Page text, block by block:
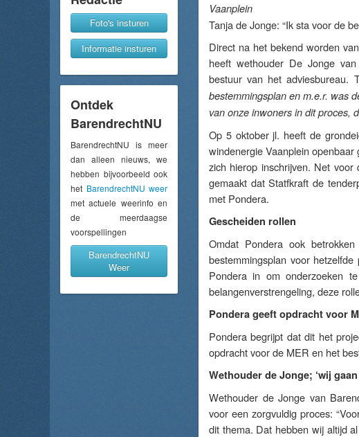
Foto's insturen
Informatie insturen
Ontdek
BarendrechtNU
BarendrechtNU is meer
dan alleen nieuws, we
hebben bijvoorbeeld ook
het BarendrechtNU weer
met actuele weerinfo en
de meerdaagse
voorspellingen
BarendrechtNU
Weer
Vaanplein
Tanja de Jonge: “Ik sta voor de
Direct na het bekend worden
heeft wethouder De Jonge
bestuur van het adviesbureau.
bestemmingsplan en m.e.r. was
van onze inwoners in dit proces,
Op 5 oktober jl. heeft de
windenergie Vaanplein
zich hierop inschrijven. Net
gemaakt dat Statfkraft de
met Pondera.
Gescheiden rollen
Omdat Pondera ook
bestemmingsplan voor
Pondera in om onderzoeken
belangenverstrengeling, deze
Pondera geeft opdracht voor
Pondera begrijpt dat dit het
opdracht voor de MER en het
Wethouder de Jonge; ‘wij
Wethouder de Jonge van
voor een zorgvuldig proces:
dit thema. Dat hebben wij altijd